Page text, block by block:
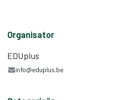
Organisator
EDUplus
info@eduplus.be